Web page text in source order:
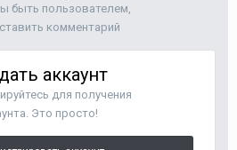
быть пользователем,
комментарий
аккаунт
для получения
Это просто!